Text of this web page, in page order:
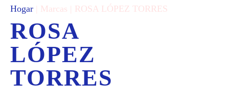
Hogar | Marcas | ROSA LÓPEZ TORRES
ROSA
LÓPEZ
TORRES